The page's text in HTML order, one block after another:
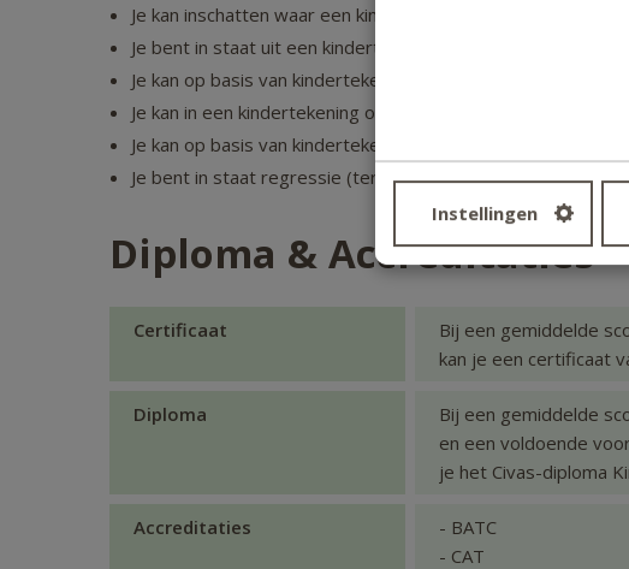
Instellingen
Je kan inschatten waar een kind is in zijn (teken)ontwikkeling.
Je bent in staat uit een kindertekening informatie te halen
Je kan op basis van kindertekeningen inschatten wat er op
Je kan in een kindertekening ontdekken wat het kind nodig
Je kan op basis van kindertekeningen inschatten of het kind
Je bent in staat regressie (terugval) of een geblokkeerde,
Diploma & Accreditaties
Certificaat
Bij een gemiddelde
kan je een certificaat
Diploma
Bij een gemiddelde
en een voldoende
je het Civas-diploma
Accreditaties
- BATC
- CAT